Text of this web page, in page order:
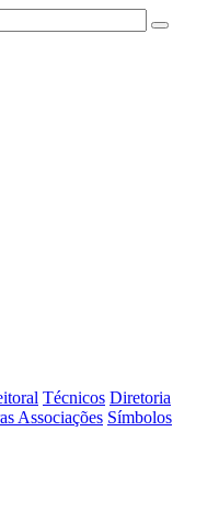
Técnicos Diretoria
Associações Símbolos